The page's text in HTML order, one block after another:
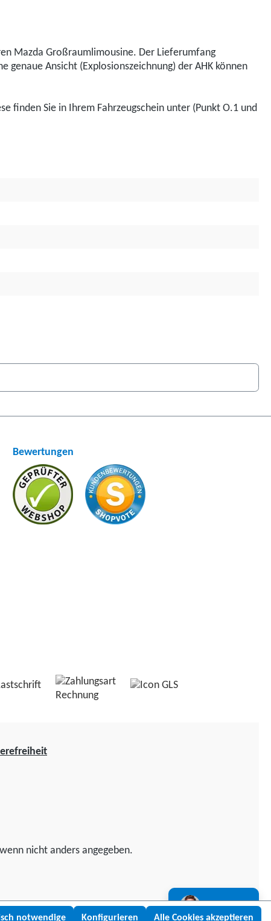
Mazda Großraumlimousine. Der Lieferumfang
Ansicht (Explosionszeichnung) der AHK können
finden Sie in Ihrem Fahrzeugschein unter (Punkt O.1 und
Bewertungen
nicht anders angegeben.
notwendige Konfigurieren Alle Cookies akzeptieren
Lukas fragen